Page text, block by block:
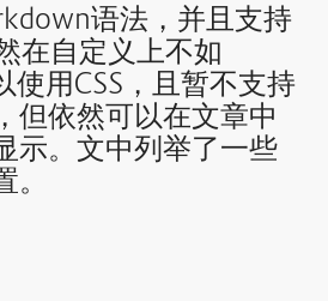
语法，并且支持
在自定义上不如
用CSS，且暂不支持
但依然可以在文章中
示。文中列举了一些